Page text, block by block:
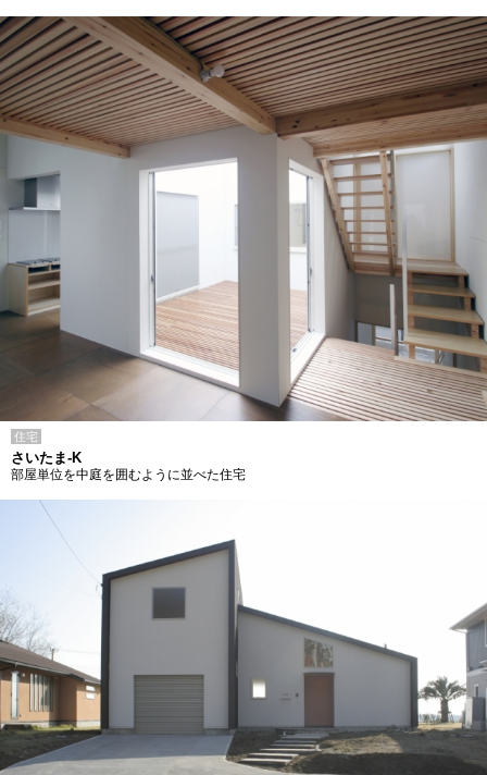
住宅
さいたま-K
部屋単位を中庭を囲むように並べた住宅